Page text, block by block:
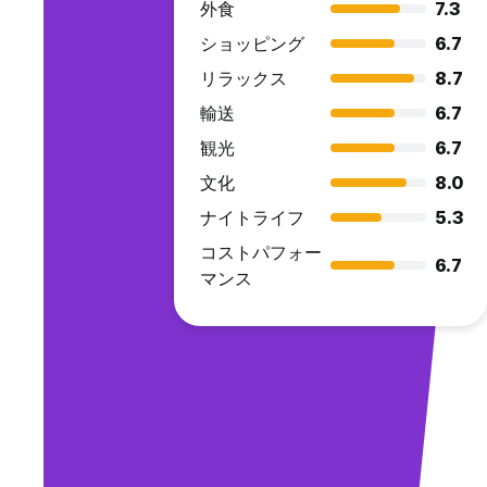
外食
7.3
ショッピング
6.7
リラックス
8.7
輸送
6.7
観光
6.7
文化
8.0
ナイトライフ
5.3
コストパフォー
マンス
6.7